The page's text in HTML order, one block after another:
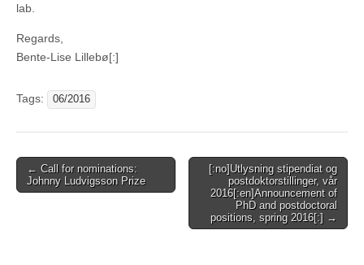
lab.
Regards,
Bente-Lise Lillebø[:]
Tags: 06/2016
Post
navigation
← Call for nominations:
Johnny Ludvigsson Prize
[:no]Utlysning stipendiat og
postdoktorstillinger, vår
2016[:en]Announcement of
PhD and postdoctoral
positions, spring 2016[:] →